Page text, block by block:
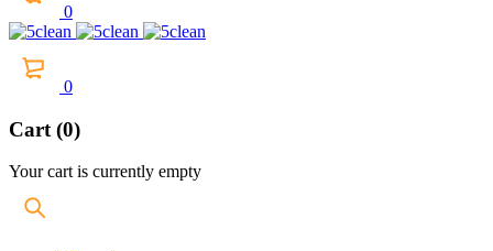
0
0
Cart (0)
Your cart is currently empty